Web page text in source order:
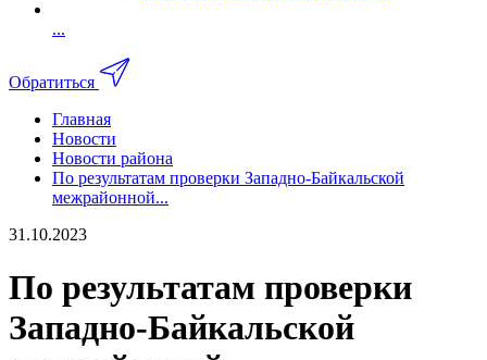
...
Обратиться
Главная
Новости
Новости района
По результатам проверки Западно-Байкальской
межрайонной...
31.10.2023
По результатам проверки
Западно-Байкальской